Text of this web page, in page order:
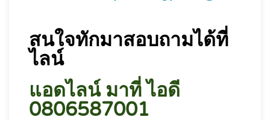
สนใจทักมาสอบถามได้ที่
ไลน์
แอดไลน์ มาที่ ไอดี
0806587001